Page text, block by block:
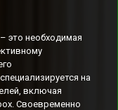
это необходимая
на
включая
Своевременно